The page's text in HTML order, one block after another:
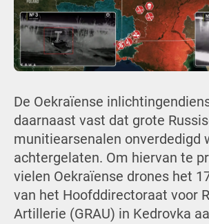
De Oekraïense
daarnaast vast dat grote
munitiearsenalen onverdedigd
achtergelaten. Om hiervan te
vielen Oekraïense drones het
van het Hoofddirectoraat voor
Artillerie (GRAU) in Kedrovka